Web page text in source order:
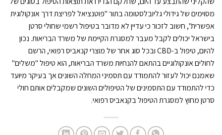
מסוימים של גידולי גליובלסטומה בתור "פוטנציאל לפריצת דרך אונקולוגית
אפשרית", חשוב לזכור כי עדיין לא מדובר בטיפול רשמי שחולי סרטן
בישראל יכולים לקבל מעבר למסגרת הקיימת של משרד הבריאות. נכון
להיום, טיפול ב-CBD ובכל סוג אחר של מוצרי קנאביס רפואי, הרשם
לחולים אונקולוגיים בהתאם להנחיות משרד הבריאות, הוא טיפול "משלים"
שאמנם יכול לעזור להתמודד עם תסמיני המחלה השונים אך בעיקר מיועד
כדי להתמודד עם התסמינים של הטיפולים השונים שמקבלים אותם חולי
סרטן מחוץ למסגרת הטיפול בקנאביס רפואי.